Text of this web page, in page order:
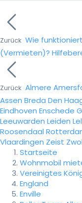
Zurück Wie
(Vermieten)?
Zurück Almere
Assen Breda Den
Eindhoven Enschede
Leeuwarden Leiden
Roosendaal
Vlaardingen Zeist
Startseite
Wohnmobil
Vereinigtes
England
Enville